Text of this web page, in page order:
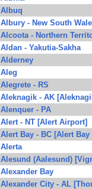
Albuq
Albury - New South
Alcoota - Northern
Aldan - Yakutia-Sakha
Alderney
Aleg
Alegrete - RS
Aleknagik - AK
Alenquer - PA
Alert - NT [Alert Airport]
Alert Bay - BC [Alert Bay
Alerta
Alesund (Aalesund)
Alexander Bay
Alexander City - AL